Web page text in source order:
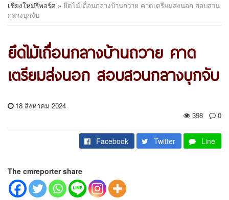
เชียงใหม่รีพอร์ต » ยึดไม้เถื่อนกลางบ้านถวาย คาดเตรียมส่งนอก สอบสวน
กลางบุกจับ
ยึดไม้เถื่อนกลางบ้านถวาย คาด
เตรียมส่งนอก สอบสวนกลางบุกจับ
18 สิงหาคม 2024
398
0
Facebook Twitter Line
The cmreporter share